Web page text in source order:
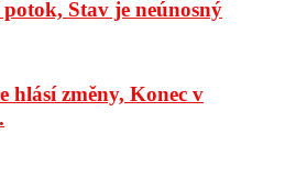
Stav je neúnosný
hlásí změny, Konec v